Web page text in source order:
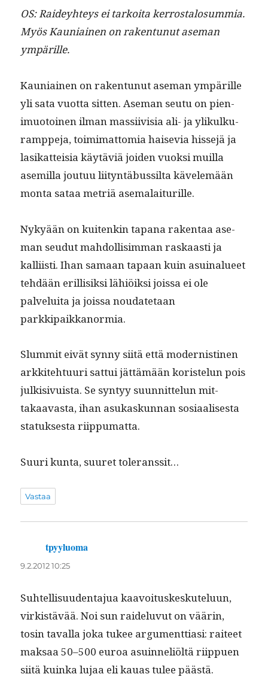
OS: Raidey­hteys ei tarkoi­ta ker­rostalo­sum­mia.
Myös Kau­ni­ainen on rak­en­tunut ase­man
ympärille.
Kau­ni­ainen on rak­en­tunut ase­man ympärille
yli sata vuot­ta sit­ten. Ase­man seu­tu on pien­
imuo­toinen ilman mas­si­ivisia ali- ja ylikulku­
ramppe­ja, toim­i­mat­to­mia hai­se­via hisse­jä ja
lasikat­teisia käytäviä joiden vuok­si muil­la
asemil­la joutuu liityn­täbus­sil­ta kävelemään
mon­ta sataa metriä asemalaiturille.
Nykyään on kuitenkin tapana rak­en­taa ase­
man seudut mah­dol­lisim­man raskaasti ja
kalli­isti. Ihan samaan tapaan kuin asuinalueet
tehdään eril­lisik­si lähiöik­si jois­sa ei ole
palvelui­ta ja jois­sa nou­date­taan
parkkipaikkanormia.
Slum­mit eivät syn­ny siitä että mod­ernisti­nen
arkkite­htu­uri sat­tui jät­tämään koris­telun pois
julk­i­sivuista. Se syn­tyy suun­nit­telun mit­
takaavas­ta, ihan asukaskun­nan sosi­aalis­es­ta
statuk­ses­ta riippumatta.
Suuri kun­ta, suuret toleranssit…
Vastaa
tpyyluoma
9.2.2012 10:25
Suhtel­lisu­u­den­ta­jua kaavoituskeskutelu­un,
virk­istävää. Noi sun raidelu­vut on väärin,
tosin taval­la joka tukee argu­ment­ti­asi: raiteet
mak­saa 50–500 euroa asuin­neliöltä riip­puen
siitä kuin­ka lujaa eli kauas tulee päästä.